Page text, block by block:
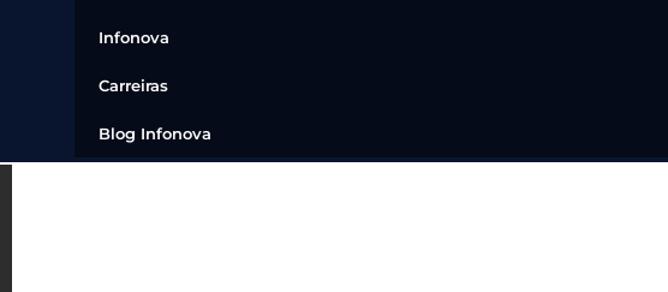
Infonova
Carreiras
Blog Infonova